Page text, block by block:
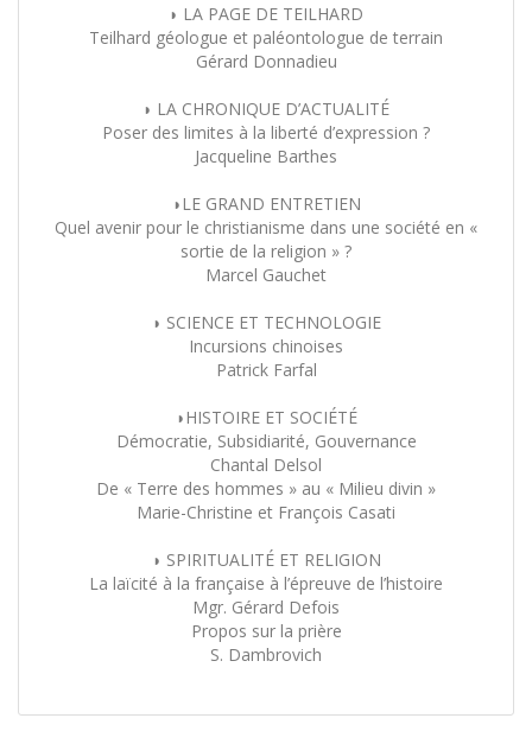
◗ LA PAGE DE TEILHARD
Teilhard géologue et paléontologue de terrain
Gérard Donnadieu
◗ LA CHRONIQUE D’ACTUALITÉ
Poser des limites à la liberté d’expression ?
Jacqueline Barthes
◗LE GRAND ENTRETIEN
Quel avenir pour le christianisme dans une société en «
sortie de la religion » ?
Marcel Gauchet
◗ SCIENCE ET TECHNOLOGIE
Incursions chinoises
Patrick Farfal
◗HISTOIRE ET SOCIÉTÉ
Démocratie, Subsidiarité, Gouvernance
Chantal Delsol
De « Terre des hommes » au « Milieu divin »
Marie-Christine et François Casati
◗ SPIRITUALITÉ ET RELIGION
La laïcité à la française à l’épreuve de l’histoire
Mgr. Gérard Defois
Propos sur la prière
S. Dambrovich